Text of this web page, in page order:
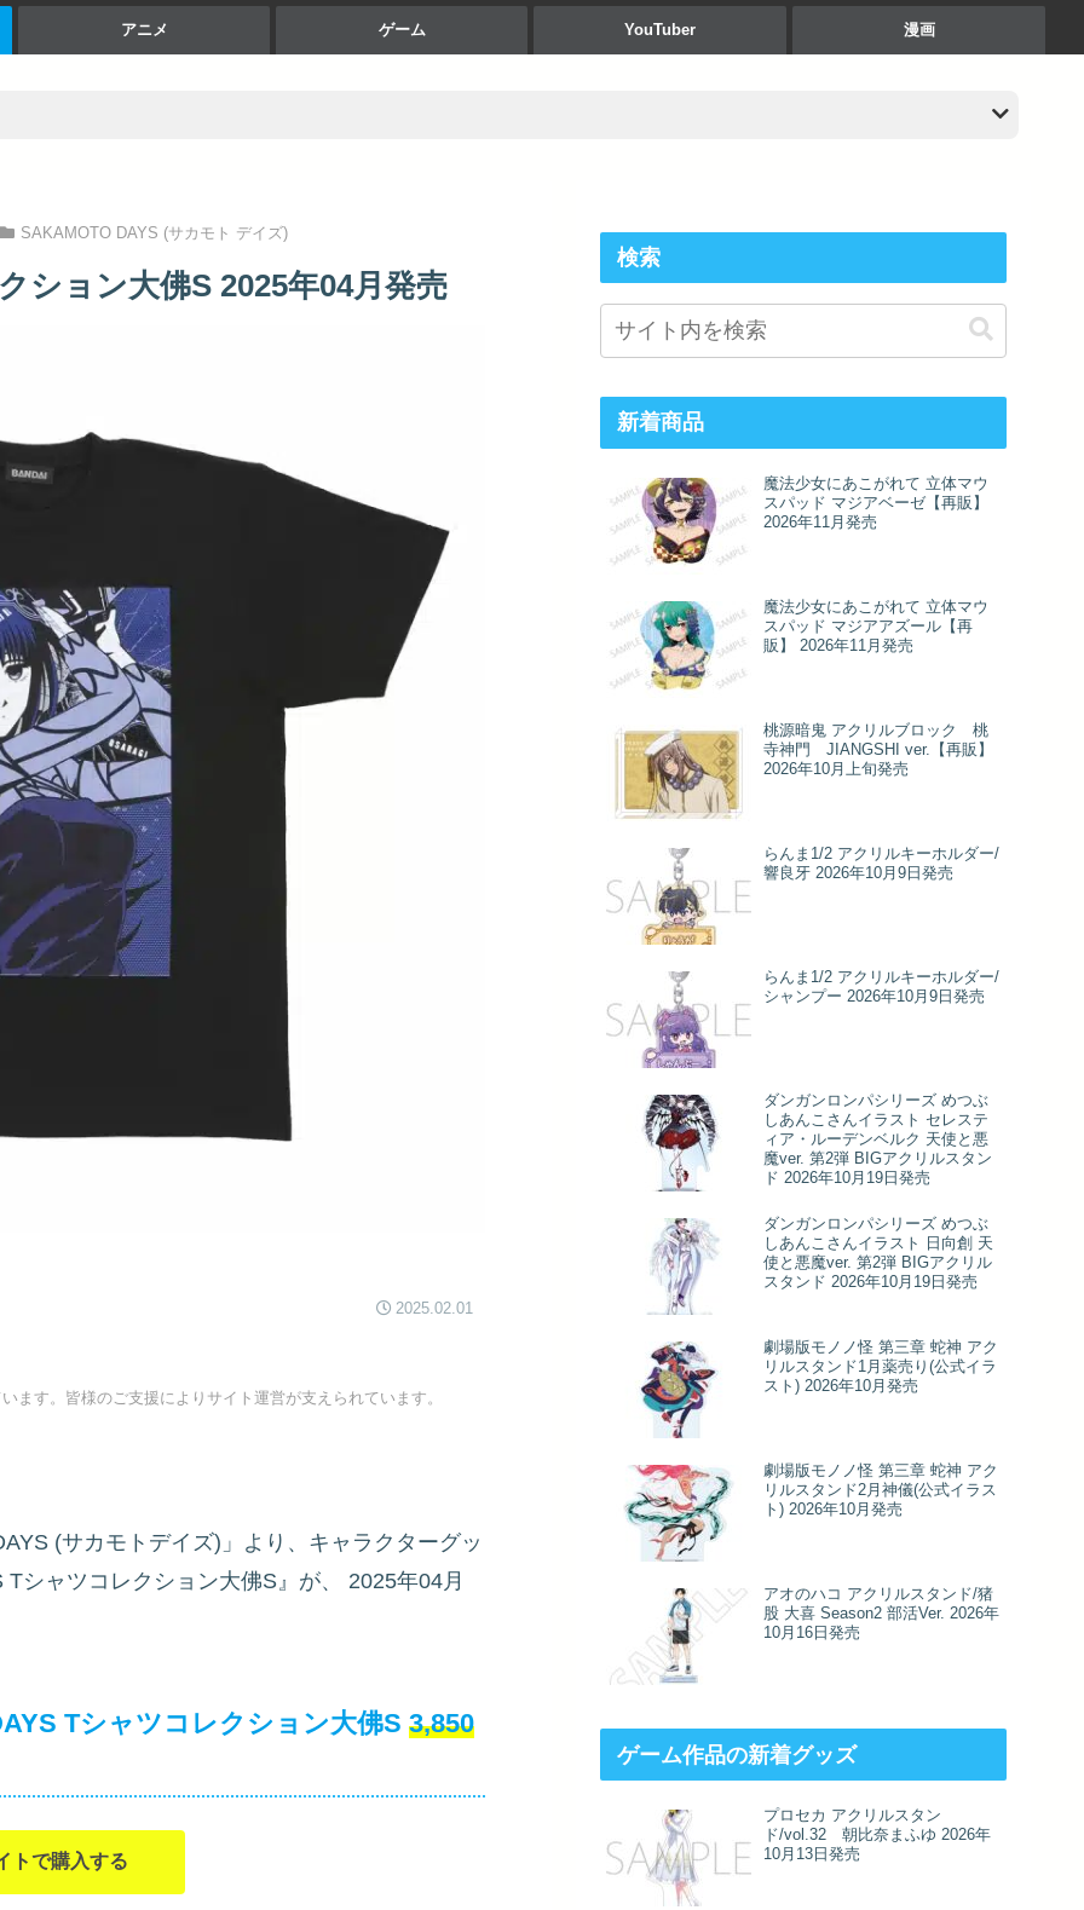
アニメ ゲーム YouTuber 漫画
SAKAMOTO DAYS (サカモト デイズ)
ション大佛S 2025年04月発売
2025.02.01
す。皆様のご支援によりサイト運営が支えられています。
(サカモトデイズ)」より、キャラクターグッ
シャツコレクション大佛S』が、
2025年04月
Tシャツコレクション大佛S 3,850
トで購入する
検索
新着商品
魔法少女にあこがれて 立体マウ
スパッド マジアベーゼ【再販】
2026年11月発売
魔法少女にあこがれて 立体マウ
スパッド マジアアズール【再
販】 2026年11月発売
桃源暗鬼 アクリルブロック 桃
寺神門 JIANGSHI ver.【再販】
2026年10月上旬発売
らんま1/2 アクリルキーホルダー/
響良牙 2026年10月9日発売
らんま1/2 アクリルキーホルダー/
シャンプー 2026年10月9日発売
ダンガンロンパシリーズ めつぶ
しあんこさんイラスト セレステ
ィア・ルーデンベルク 天使と悪
魔ver. 第2弾 BIGアクリルスタン
ド 2026年10月19日発売
ダンガンロンパシリーズ めつぶ
しあんこさんイラスト 日向創 天
使と悪魔ver. 第2弾 BIGアクリル
スタンド 2026年10月19日発売
劇場版モノノ怪 第三章 蛇神 アク
リルスタンド1月薬売り(公式イラ
スト) 2026年10月発売
劇場版モノノ怪 第三章 蛇神 アク
リルスタンド2月神儀(公式イラス
ト) 2026年10月発売
アオのハコ アクリルスタンド/猪
股 大喜 Season2 部活Ver. 2026年
10月16日発売
ゲーム作品の新着グッズ
プロセカ アクリルスタン
ド/vol.32 朝比奈まふゆ 2026年
10月13日発売